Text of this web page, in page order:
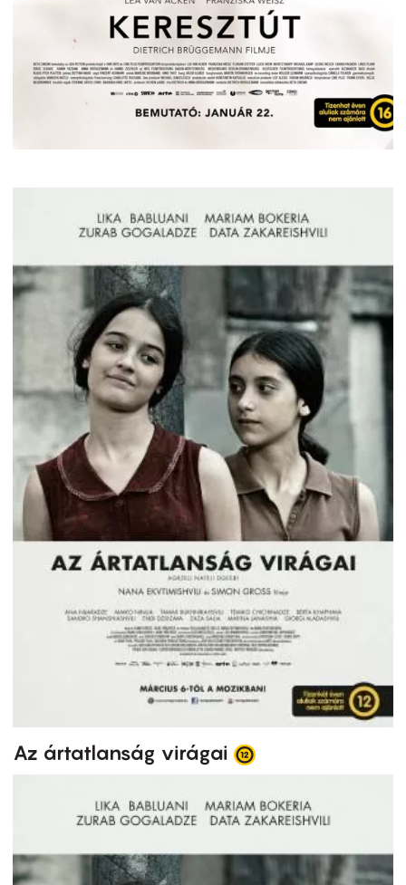
Az ártatlanság virágai